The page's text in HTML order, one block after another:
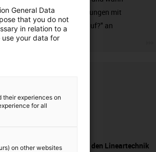
Linearführungen mit
Kugelumlauf?" an
Fragen Sie den Lineartechnik
General Data
that you do not
in relation to a
your data for
their experiences on
for all
on other websites